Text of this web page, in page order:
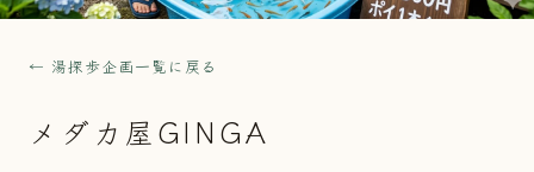
← 湯探歩企画一覧に戻る
メダカ屋GINGA